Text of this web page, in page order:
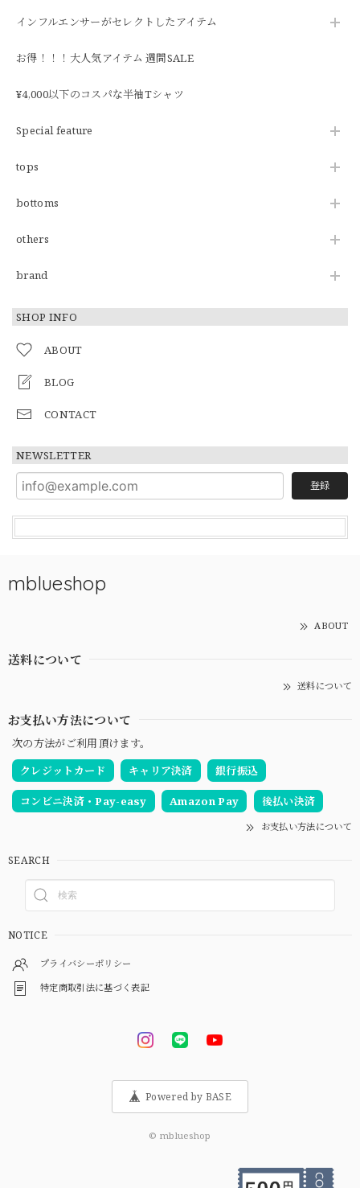
インフルエンサーがセレクトしたアイテム
お得！！！大人気アイテム 週間SALE
¥4,000以下のコスパな半袖Tシャツ
Special feature
tops
bottoms
others
brand
SHOP INFO
ABOUT
BLOG
CONTACT
NEWSLETTER
登録
mblueshop
ABOUT
送料について
送料について
お支払い方法について
次の方法がご利用頂けます。
クレジットカード
キャリア決済 銀行振込
コンビニ決済・Pay-easy Amazon Pay 後払い決済
お支払い方法について
SEARCH
NOTICE
プライバシーポリシー
特定商取引法に基づく表記
Powered by BASE
© mblueshop